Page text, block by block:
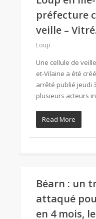
préfecture
veille –
Loup
Une cellule de
et-Vilaine a été
arrêté publié jeudi
plusieurs acteurs
Read More
Béarn : un
attaqué
en 4 mois,